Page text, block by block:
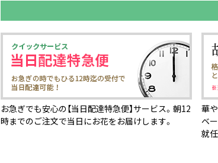
お急ぎでも安心の【当日配達特急便】サービス。朝12
時までのご注文で当日にお花をお届けします。
華
ベ
就